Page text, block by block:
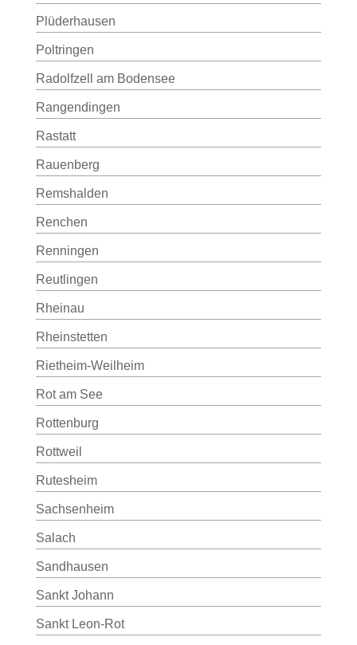
Plüderhausen
Poltringen
Radolfzell am Bodensee
Rangendingen
Rastatt
Rauenberg
Remshalden
Renchen
Renningen
Reutlingen
Rheinau
Rheinstetten
Rietheim-Weilheim
Rot am See
Rottenburg
Rottweil
Rutesheim
Sachsenheim
Salach
Sandhausen
Sankt Johann
Sankt Leon-Rot